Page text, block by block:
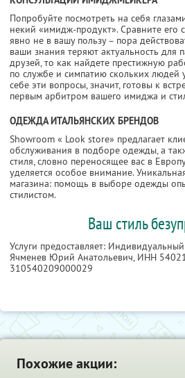
Попробуйте посмотреть на себя
некий «имидж-продукт». Сравните его
явно не в вашу пользу – пора
ваши знания теряют актуальность для
друзей, то как найдете престижную
по службе и симпатию скольких людей
себе эти вопросы, значит, готовы к
первым арбитром вашего имиджа и
ОДЕЖДА ИТАЛЬЯНСКИХ БРЕНДОВ
Showroom « Look store» предлагает
обслуживания в подборе одежды, а
стиля, словно переносящее вас в
уделяется особое внимание.
магазина: помощь в выборе одежды
стилистом.
Ваш стиль
Услуги предоставляет:
Ячменев Юрий Анатольевич, ИНН
310540209000029
Похожие акции: